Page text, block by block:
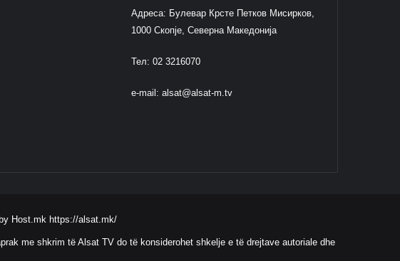
Адреса: Булевар Крсте Петков Мисирков,
1000 Скопје, Северна Македонија
Тел: 02 3216070
e-mail: alsat@alsat-m.tv
Host.mkhttps://alsat.mk/
me shkrim të Alsat TV do të konsiderohet shkelje e të drejtave autoriale dhe